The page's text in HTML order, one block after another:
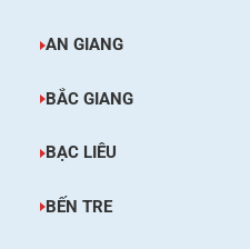
AN GIANG
BẮC GIANG
BẠC LIÊU
BẾN TRE